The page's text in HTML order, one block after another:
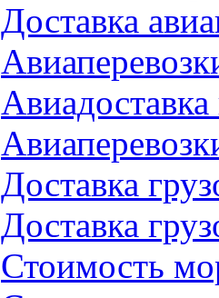
Доставка
Доставка
Доставка
Стоимость